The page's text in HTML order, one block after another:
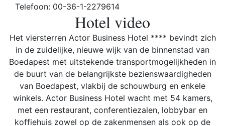
Telefoon: 00-36-1-2279614
Hotel video
Het viersterren Actor Business Hotel **** bevindt zich
in de zuidelijke, nieuwe wijk van de binnenstad van
Boedapest met uitstekende transportmogelijkheden in
de buurt van de belangrijkste bezienswaardigheden
van Boedapest, vlakbij de schouwburg en enkele
winkels. Actor Business Hotel wacht met 54 kamers,
met een restaurant, conferentiezalen, lobbybar en
koffiehuis zowel op de zakenmensen als ook op de